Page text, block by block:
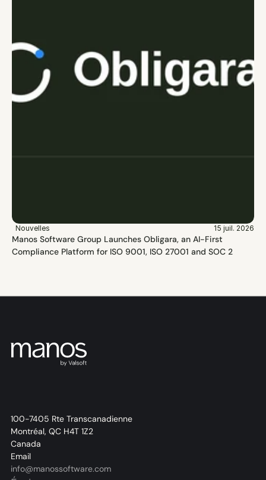
Nouvelles 15 juil. 2026
Manos Software Group Launches Obligara, an AI-First
Compliance Platform for ISO 9001, ISO 27001 and SOC 2
100-7405 Rte Transcanadienne
Montréal, QC H4T 1Z2
Canada
Email
info@manossoftware.com